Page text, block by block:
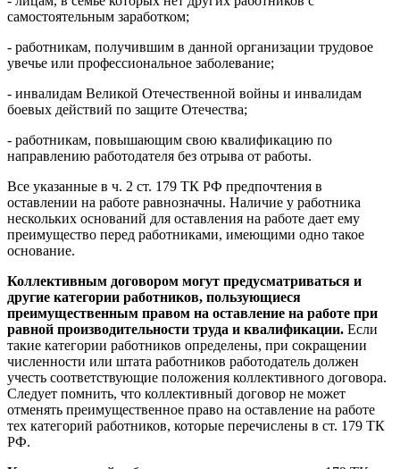
самостоятельным заработком;
- работникам, получившим в данной организации трудовое
увечье или профессиональное заболевание;
- инвалидам Великой Отечественной войны и инвалидам
боевых действий по защите Отечества;
- работникам, повышающим свою квалификацию по
направлению работодателя без отрыва от работы.
Все указанные в ч. 2 ст. 179 ТК РФ предпочтения в
оставлении на работе равнозначны. Наличие у работника
нескольких оснований для оставления на работе дает ему
преимущество перед работниками, имеющими одно такое
основание.
Коллективным договором могут предусматриваться и
другие категории работников, пользующиеся
преимущественным правом на оставление на работе при
равной производительности труда и квалификации. Если
такие категории работников определены, при сокращении
численности или штата работников работодатель должен
учесть соответствующие положения коллективного договора.
Следует помнить, что коллективный договор не может
отменять преимущественное право на оставление на работе
тех категорий работников, которые перечислены в ст. 179 ТК
РФ.